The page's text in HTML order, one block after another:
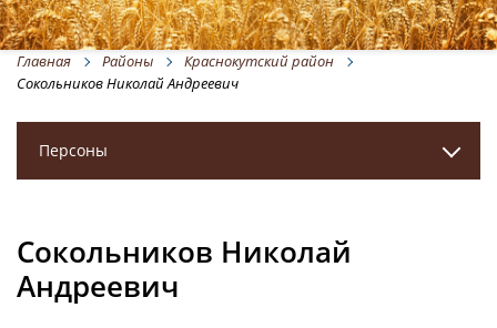
Главная Районы
Краснокутский район
Сокольников Николай Андреевич
Персоны
Сокольников Николай
Андреевич